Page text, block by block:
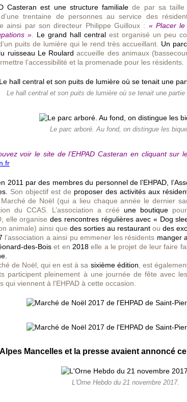
Casteran est une structure familiale de par sa taille
trentaine de personnes au service des
ainsi par son directeur Philippe Guilloux : « Placer
»
Le grand hall central est organisé un peu
puits de lumière qui le rend très accueillant. Un
ruisseau Le Roulard accueille des animaux
l’accessibilité et la promenade pour les résidents.
Le hall central et son puits de lumière où se tenait une partie
Le parc arboré. Au fond, on distingue les
voir le site de l’EHPAD Casteran en cliquant sur
2011 par des membres du personnel de l’EHPAD,
Son objectif est de proposer des activités aux
de Noël (qui a lieu chaque année le dernier
du CCAS. L’association a créé une boutique
elle organisedes rencontres régulières avec « Dog
animale) ainsi que des sorties au restaurant ou des
l’association a ainsi pu emmener les résidents manger
des-Bois et en 2018 elle a le projet de leur faire
de Noël, qui en est à sa sixième édition , est
participent pleinement à une journée de fête avec
qui viennent à l'EHPAD à cette occasion.
Mancelles et la presse avaient annoncé
L'Orne Hebdo du 21 novembre 2017.